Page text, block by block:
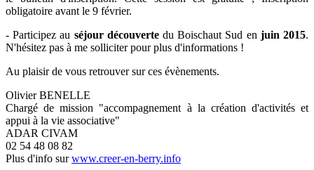
obligatoire avant le 9 février.
- Participez au séjour découvertedu Boischaut Sud en juin 2015.
N'hésitez pas à me solliciter pour plus d'informations !
Au plaisir de vous retrouver sur ces évènements.
Olivier BENELLE
Chargé de mission "accompagnement à la création d'activités et
appui à la vie associative"
ADAR CIVAM
02 54 48 08 82
Plus d'info surwww.creer-en-berry.info